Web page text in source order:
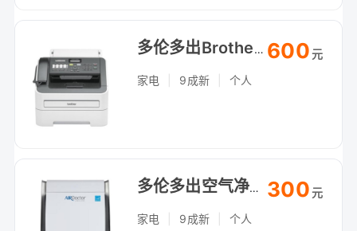
多伦多出Brother激光打印机，无线连接，自提（Arthur Bonner Ave）
家电 9成新 个人
600元
多伦多出空气净化器，带HEPA滤网，自提（Arthur Bonner Ave）
家电 9成新 个人
300元